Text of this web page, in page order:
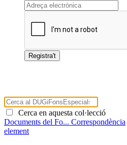
Cerca en aquesta col·lecció
Documents del Fo... Correspondència
element